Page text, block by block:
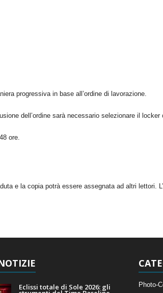
progressiva in base all’ordine di lavorazione.
dell’ordine sarà necessario selezionare il
ore.
e la copia potrà essere assegnata ad altri lettori.
Eclissi totale di Sole 2026: gli Photo-